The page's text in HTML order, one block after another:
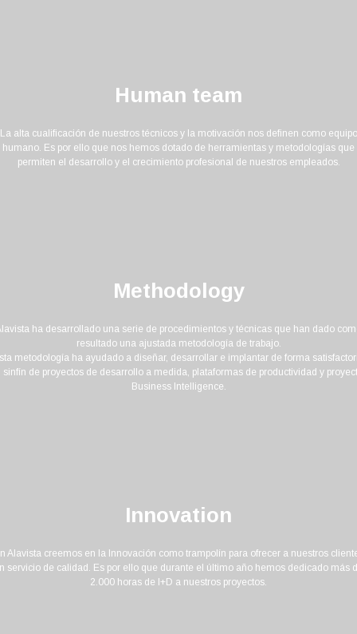
Human team
La alta cualificación de nuestros técnicos y la motivación nos definen como equipo
humano. Es por ello que nos hemos dotado de herramientas y metodologías que
permiten el desarrollo y el crecimiento profesional de nuestros empleados.
Methodology
ha desarrollado una serie de procedimientos y técnicas que han dado
resultado una ajustada metodología de trabajo.
metodología ha ayudado a diseñar, desarrollar e implantar de forma
sinfín de proyectos de desarrollo a medida, plataformas de productividad y
Business Intelligence.
Innovation
Alavista creemos en la Innovación como trampolín para ofrecer a nuestros
servicio de calidad. Es por ello que durante el último año hemos dedicado más
2.000 horas de I+D a nuestros proyectos.